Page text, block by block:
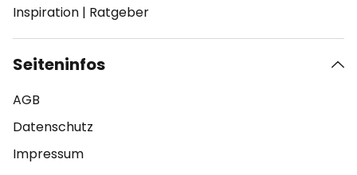
Inspiration | Ratgeber
Seiteninfos
AGB
Datenschutz
Impressum